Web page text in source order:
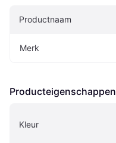
Productnaam
Merk
Producteigenschappen
Kleur